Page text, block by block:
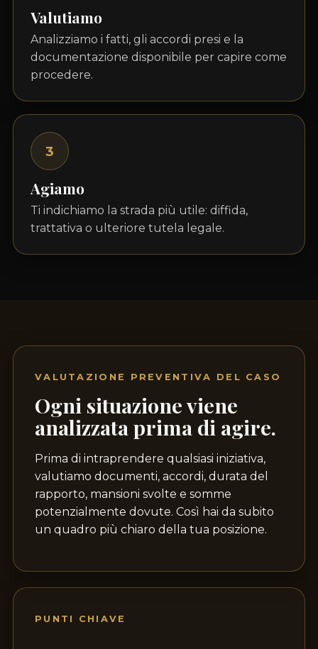
Valutiamo
Analizziamo i fatti, gli accordi presi e la
documentazione disponibile per capire come
procedere.
3
Agiamo
Ti indichiamo la strada più utile: diffida,
trattativa o ulteriore tutela legale.
VALUTAZIONE PREVENTIVA DEL CASO
Ogni situazione viene
analizzata prima di agire.
Prima di intraprendere qualsiasi iniziativa,
valutiamo documenti, accordi, durata del
rapporto, mansioni svolte e somme
potenzialmente dovute. Così hai da subito
un quadro più chiaro della tua posizione.
PUNTI CHIAVE